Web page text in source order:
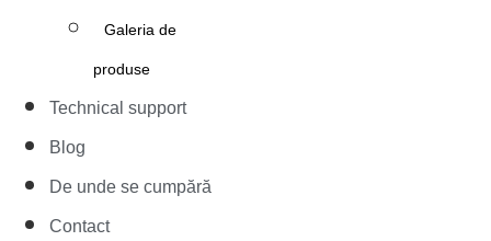
Galeria de
produse
Technical support
Blog
De unde se cumpără
Contact